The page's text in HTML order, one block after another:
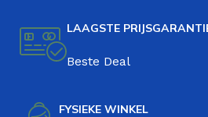
LAAGSTE
Beste Deal
FYSIEKE WINKEL